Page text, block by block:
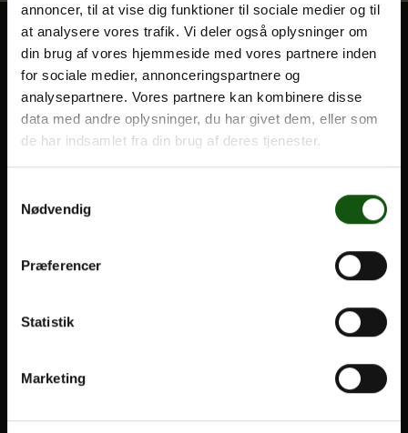
annoncer, til at vise dig funktioner til sociale medier og til
at analysere vores trafik. Vi deler også oplysninger om
din brug af vores hjemmeside med vores partnere inden
for sociale medier, annonceringspartnere og
analysepartnere. Vores partnere kan kombinere disse
data med andre oplysninger, du har givet dem, eller som
de har indsamlet fra din brug af deres tjenester.
Nødvendig
Præferencer
Statistik
Marketing
Vores uddannelser
Om E.G.
BLIV ELEV
Optagelse
STX
Alle fag og valgfag
OM E.G.
Nyheder